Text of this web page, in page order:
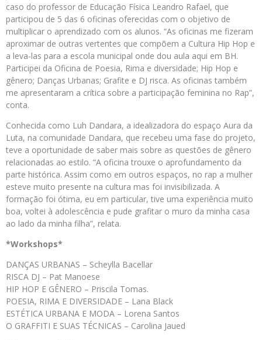
caso do professor de Educação Física Leandro Rafael, que
participou de 5 das 6 oficinas oferecidas com o objetivo de
multiplicar o aprendizado com os alunos. “As oficinas me fizeram
aproximar de outras vertentes que compõem a Cultura Hip Hop e
a leva-las para a escola municipal onde dou aula aqui em BH.
Participei da Oficina de Poesia, Rima e diversidade; Hip Hop e
gênero; Danças Urbanas; Grafite e DJ risca. As oficinas também
me apresentaram a crítica sobre a participação feminina no Rap”,
conta.
Conhecida como Luh Dandara, a idealizadora do espaço Aura da
Luta, na comunidade Dandara, que recebeu uma fase do projeto,
teve a oportunidade de saber mais sobre as questões de gênero
relacionadas ao estilo. “A oficina trouxe o aprofundamento da
parte histórica. Assim como em outros espaços, no rap a mulher
esteve muito presente na cultura mas foi invisibilizada. A
formação foi ótima, eu em particular, tive uma experiência muito
boa, voltei à adolescência e pude grafitar o muro da minha casa
ao lado da minha filha”, relata.
*Workshops*
DANÇAS URBANAS – Scheylla Bacellar
RISCA DJ – Pat Manoese
HIP HOP E GÊNERO – Priscila Tomas.
POESIA, RIMA E DIVERSIDADE – Lana Black
ESTÉTICA URBANA E MODA – Lorena Santos
O GRAFFITI E SUAS TÉCNICAS – Carolina Jaued